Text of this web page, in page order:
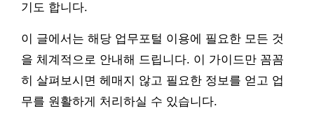
기도 합니다.
이 글에서는 해당 업무포털 이용에 필요한 모든 것
을 체계적으로 안내해 드립니다. 이 가이드만 꼼꼼
히 살펴보시면 헤매지 않고 필요한 정보를 얻고 업
무를 원활하게 처리하실 수 있습니다.